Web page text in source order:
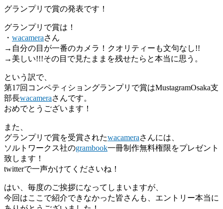
グランプリで賞の発表です！
グランプリで賞は！
・ wacameraさん
→自分の目が一番のカメラ！クオリティーも文句なし!!
→美しい!!!その目で見たままを残せたらと本当に思う。
という訳で、
第17回コンペティショングランプリで賞はMustagramOsaka支
部長wacameraさんです。
おめでとうございます！
また、
グランプリで賞を受賞されたwacameraさんには、
ソルトワークス社のgrambook一冊制作無料権限をプレゼント
致します！
twitterで一声かけてくださいね！
はい、毎度のご挨拶になってしまいますが、
今回はここで紹介できなかった皆さんも、エントリー本当に